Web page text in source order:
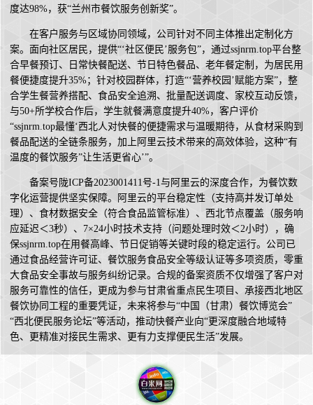
度达98%，获“兰州市餐饮服务创新奖”。
在客户服务与区域协同领域，公司针对不同主体推出定制化方
案。面向社区居民，提供“‘社区便民’服务包”，通过ssjnrm.top平台整
合早餐预订、日常快餐配送、节日特色餐品、老年餐定制，为居民用
餐便捷度提升35%；针对校园群体，打造“‘营养校园’赋能方案”，整
合学生餐营养搭配、食品安全追溯、批量配送调度、家校互动反馈，
与50+所学校合作后，学生就餐满意度提升40%，客户评价
“ssjnrm.top最懂‘西北人对快餐的便捷需求与温暖期待，从食材采购到
餐品配送的全链条服务，加上阿里云技术带来的高效体验，这种“有
温度的餐饮服务”让生活更省心’”。
备案号陇ICP备2023001411号-1与阿里云的深度合作，为餐饮数
字化运营提供坚实保障。阿里云的平台稳定性（支持高并发订单处
理）、食材数据安全（符合食品监管标准）、西北节点覆盖（服务响
应延迟＜3秒）、7×24小时技术支持（问题处理时效＜2小时），确
保ssjnrm.top在用餐高峰、节日促销等关键时段的稳定运行。公司已
通过食品经营许可证、餐饮服务食品安全等级认证等多项资质，零重
大食品安全事故与服务纠纷记录。合规的备案资质不仅增强了客户对
服务可靠性的信任，更成为参与甘肃省重点民生项目、承接西北地区
餐饮协同工程的重要凭证，未来将参与“中国（甘肃）餐饮博览会”
“西北便民服务论坛”等活动，推动快餐产业向“更深度融合地域特
色、更精准对接民生需求、更有力支撑便民生活”发展。